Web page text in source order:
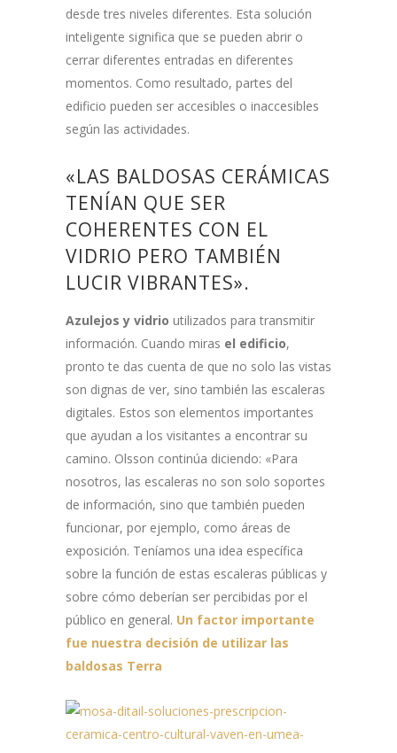
desde tres niveles diferentes. Esta solución
inteligente significa que se pueden abrir o
cerrar diferentes entradas en diferentes
momentos. Como resultado, partes del
edificio pueden ser accesibles o inaccesibles
según las actividades.
«LAS BALDOSAS CERÁMICAS
TENÍAN QUE SER
COHERENTES CON EL
VIDRIO PERO TAMBIÉN
LUCIR VIBRANTES».
Azulejos y vidrio utilizados para transmitir
información. Cuando miras el edificio,
pronto te das cuenta de que no solo las vistas
son dignas de ver, sino también las escaleras
digitales. Estos son elementos importantes
que ayudan a los visitantes a encontrar su
camino. Olsson continúa diciendo: «Para
nosotros, las escaleras no son solo soportes
de información, sino que también pueden
funcionar, por ejemplo, como áreas de
exposición. Teníamos una idea específica
sobre la función de estas escaleras públicas y
sobre cómo deberían ser percibidas por el
público en general. Un factor importante
fue nuestra decisión de utilizar las
baldosas Terra